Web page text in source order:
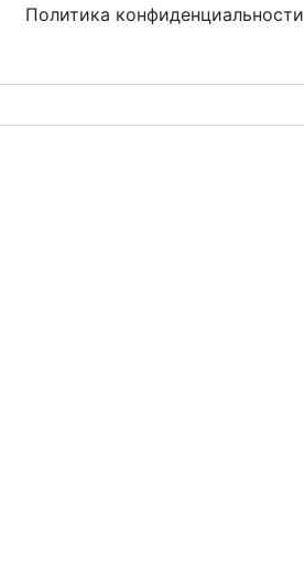
Политика конфиденциальности